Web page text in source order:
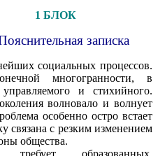
записка
социальных процессов.
многогранности, в
и стихийного.
волновало и волнует
особенно остро встает
связана с резким изменением
общества.